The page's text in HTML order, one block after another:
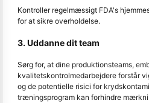
Kontroller regelmæssigt FDA's
for at sikre overholdelse.
3. Uddanne dit team
Sørg for, at dine produktionsteams,
kvalitetskontrolmedarbejdere forstår
og de potentielle risici for
træningsprogram kan forhindre